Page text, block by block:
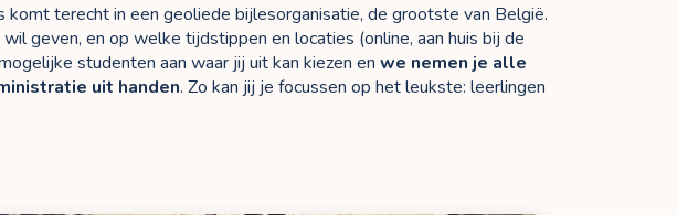
terecht in een geoliede bijlesorganisatie, de grootste van België.
geven, en op welke tijdstippen en locaties (online, aan huis bij de
studenten aan waar jij uit kan kiezen en we nemen je alle
uit handen. Zo kan jij je focussen op het leukste: leerlingen